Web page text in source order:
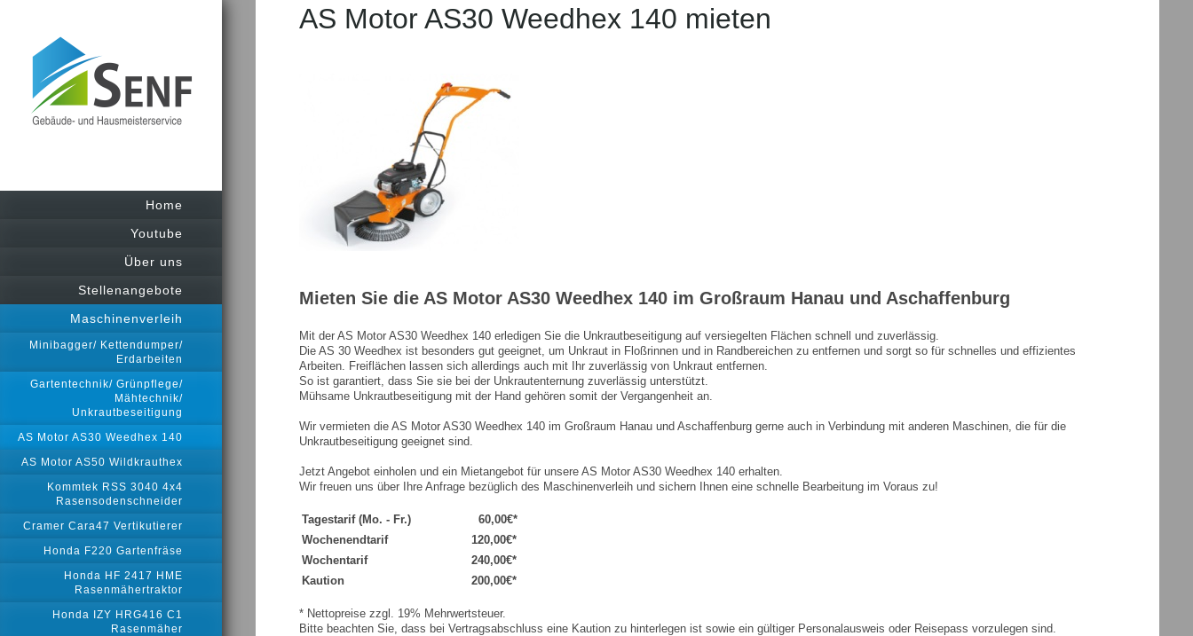
Home
Youtube
Über uns
Stellenangebote
Maschinenverleih
Minibagger/ Kettendumper/
Erdarbeiten
Gartentechnik/ Grünpflege/
Mähtechnik/
Unkrautbeseitigung
AS Motor AS30 Weedhex 140
AS Motor AS50 Wildkrauthex
Kommtek RSS 3040 4x4
Rasensodenschneider
Cramer Cara47 Vertikutierer
Honda F220 Gartenfräse
Honda HF 2417 HME
Rasenmähertraktor
Honda IZY HRG416 C1
Rasenmäher
AS Motor AS30 Weedhex 140 mieten
Mieten Sie die AS Motor AS30 Weedhex 140 im Großraum Hanau und Aschaffenburg
Mit der AS Motor AS30 Weedhex 140 erledigen Sie die Unkrautbeseitigung auf versiegelten Flächen schnell und zuverlässig.
Die AS 30 Weedhex ist besonders gut geeignet, um Unkraut in Floßrinnen und in Randbereichen zu entfernen und sorgt so für schnelles und effizientes
Arbeiten. Freiflächen lassen sich allerdings auch mit Ihr zuverlässig von Unkraut entfernen.
So ist garantiert, dass Sie sie bei der Unkrautenternung zuverlässig unterstützt.
Mühsame Unkrautbeseitigung mit der Hand gehören somit der Vergangenheit an.
Wir vermieten die AS Motor AS30 Weedhex 140 im Großraum Hanau und Aschaffenburg gerne auch in Verbindung mit anderen Maschinen, die für die
Unkrautbeseitigung geeignet sind.
Jetzt Angebot einholen und ein Mietangebot für unsere AS Motor AS30 Weedhex 140 erhalten.
Wir freuen uns über Ihre Anfrage bezüglich des Maschinenverleih und sichern Ihnen eine schnelle Bearbeitung im Voraus zu!
Tagestarif (Mo. - Fr.)
60,00€*
Wochenendtarif
120,00€*
Wochentarif
240,00€*
Kaution
200,00€*
* Nettopreise zzgl. 19% Mehrwertsteuer.
Bitte beachten Sie, dass bei Vertragsabschluss eine Kaution zu hinterlegen ist sowie ein gültiger Personalausweis oder Reisepass vorzulegen sind.